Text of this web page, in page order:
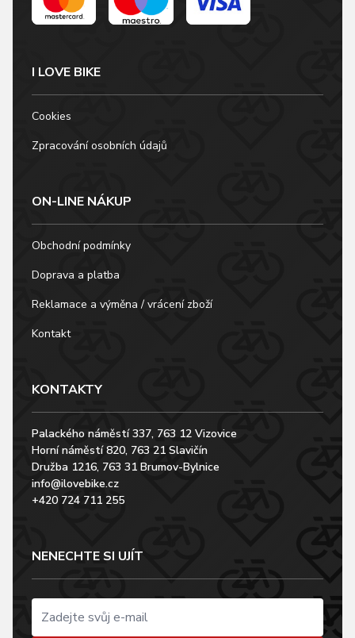
I LOVE BIKE
Cookies
Zpracování osobních údajů
ON-LINE NÁKUP
Obchodní podmínky
Doprava a platba
Reklamace a výměna / vrácení zboží
Kontakt
KONTAKTY
Palackého náměstí 337, 763 12 Vizovice
Horní náměstí 820, 763 21 Slavičín
Družba 1216, 763 31 Brumov-Bylnice
info@ilovebike.cz
+420 724 711 255
NENECHTE SI UJÍT